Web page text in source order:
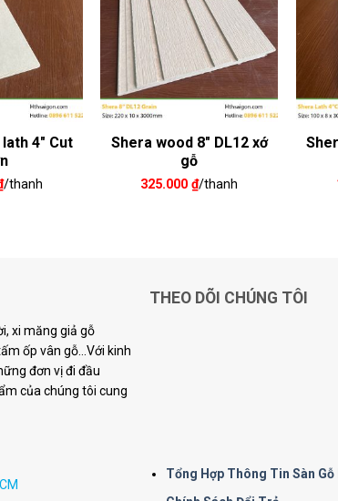
4″ Cut
/thanh
Shera wood 8″ DL12 xớ
gỗ
325.000₫/thanh
xi măng giả gỗ
ốp vân gỗ...Với kinh
đơn vị đi đầu
của chúng tôi cung
THEO DÕI CHÚNG TÔI
Tổng Hợp Thông Tin Sàn Gỗ